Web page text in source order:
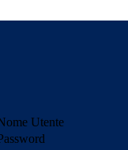
Utente